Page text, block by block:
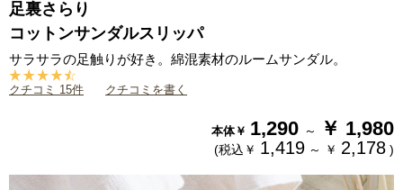
足裏さらり
コットンサンダルスリッパ
サラサラの足触りが好き。綿混素材のルームサンダル。
クチコミ 15件 クチコミを書く
本体￥ 1,290 ～ ￥ 1,980
(税込￥ 1,419 ～ ￥ 2,178 )